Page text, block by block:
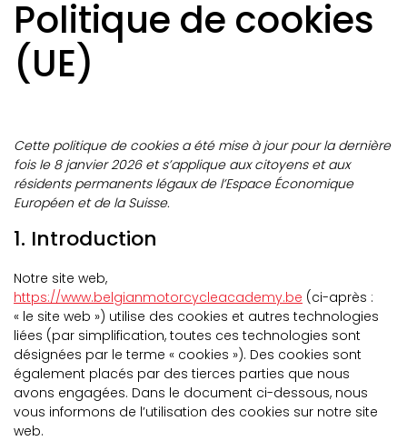
Politique de cookies
(UE)
Cette politique de cookies a été mise à jour pour la dernière
fois le 8 janvier 2026 et s’applique aux citoyens et aux
résidents permanents légaux de l’Espace Économique
Européen et de la Suisse.
1. Introduction
Notre site web,
https://www.belgianmotorcycleacademy.be (ci-après :
« le site web ») utilise des cookies et autres technologies
liées (par simplification, toutes ces technologies sont
désignées par le terme « cookies »). Des cookies sont
également placés par des tierces parties que nous
avons engagées. Dans le document ci-dessous, nous
vous informons de l’utilisation des cookies sur notre site
web.